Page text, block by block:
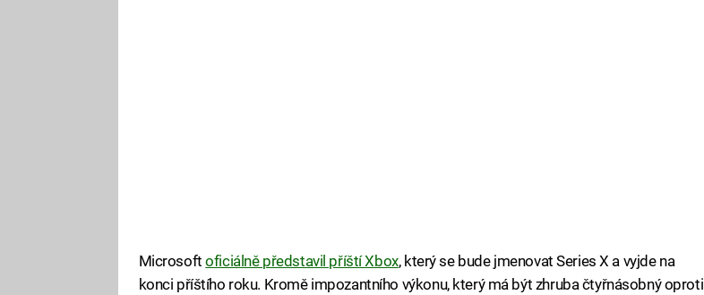
Microsoftoficiálně představil příští Xbox, který se bude jmenovat Series X a vyjde na
konci příštího roku. Kromě impozantního výkonu, který má být zhruba čtyřnásobný oproti